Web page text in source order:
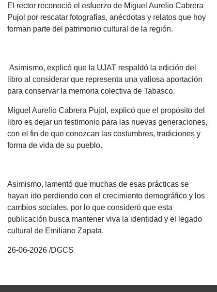
El rector reconoció el esfuerzo de Miguel Aurelio Cabrera
Pujol por rescatar fotografías, anécdotas y relatos que hoy
forman parte del patrimonio cultural de la región.
Asimismo, explicó que la UJAT respaldó la edición del
libro al considerar que representa una valiosa aportación
para conservar la memoria colectiva de Tabasco.
Miguel Aurelio Cabrera Pujol, explicó que el propósito del
libro es dejar un testimonio para las nuevas generaciones,
con el fin de que conozcan las costumbres, tradiciones y
forma de vida de su pueblo.
Asimismo, lamentó que muchas de esas prácticas se
hayan ido perdiendo con el crecimiento demográfico y los
cambios sociales, por lo que consideró que esta
publicación busca mantener viva la identidad y el legado
cultural de Emiliano Zapata.
26-06-2026 /DGCS